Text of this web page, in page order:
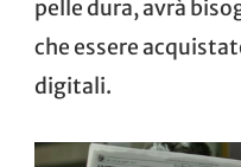
pelle dura, avrà
che essere
digitali.